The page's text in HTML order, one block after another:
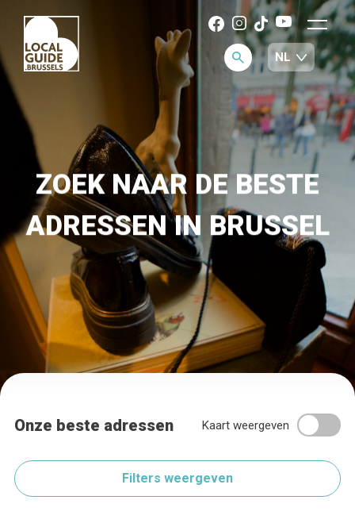
ZOEK NAAR DE BESTE
ADRESSEN IN BRUSSEL
Onze beste adressen Kaart weergeven
Filters weergeven